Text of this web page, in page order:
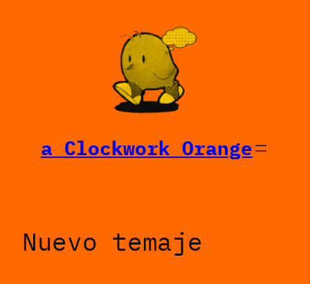
a Clockwork Orange
Nuevo temaje